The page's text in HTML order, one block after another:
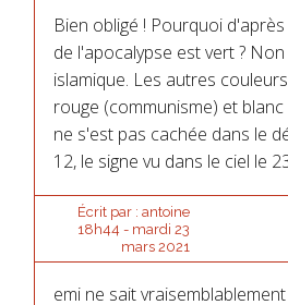
Bien obligé ! Pourquoi
de l'apocalypse est vert ?
islamique. Les autres
rouge (communisme) et
ne s'est pas cachée dans le
12, le signe vu dans le ciel le
Écrit par : antoine
18h44 - mardi 23
mars 2021
emi ne sait